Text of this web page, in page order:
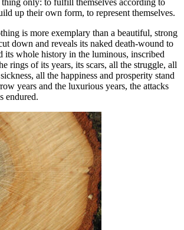
only: to fulfill themselves according to
up their own form, to represent themselves.
is more exemplary than a beautiful, strong
down and reveals its naked death-wound to
its whole history in the luminous, inscribed
rings of its years, its scars, all the struggle, all
all the happiness and prosperity stand
years and the luxurious years, the attacks
endured.